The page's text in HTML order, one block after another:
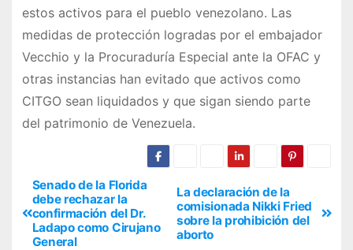
estos activos para el pueblo venezolano. Las
medidas de protección logradas por el embajador
Vecchio y la Procuraduría Especial ante la OFAC y
otras instancias han evitado que activos como
CITGO sean liquidados y que sigan siendo parte
del patrimonio de Venezuela.
La declaración de la
comisionada Nikki Fried
sobre la prohibición del
aborto
Senado de la Florida
debe rechazar la
confirmación del Dr.
Ladapo como Cirujano
General